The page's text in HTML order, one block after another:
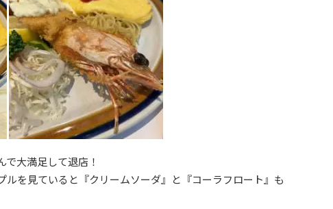
大満足して退店！
ルを見ていると『クリームソーダ』と『コーラフロート』も